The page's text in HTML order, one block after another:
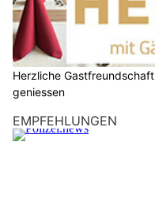
Herzliche
geniessen
EMPFEHLUNGEN